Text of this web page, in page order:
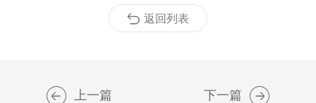
返回列表
上一篇 下一篇